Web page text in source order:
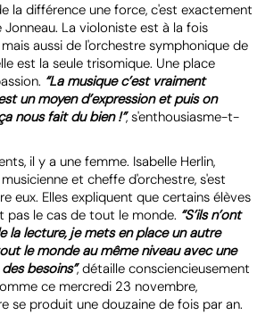
la différence une force, c'est exactement
La violoniste est à la fois
aussi de l'orchestre symphonique de
est la seule trisomique. Une place
“La musique c’est vraiment
un moyen d’expression et puis on
nous fait du bien !”, s'enthousiasme-t-
il y a une femme. Isabelle Herlin,
et cheffe d'orchestre, s'est
eux. Elles expliquent que certains élèves
pas le cas de tout le monde. “S’ils n’ont
la lecture, je mets en place un autre
le monde au même niveau avec une
besoins”, détaille consciencieusement
ce mercredi 23 novembre,
se produit une douzaine de fois par an.